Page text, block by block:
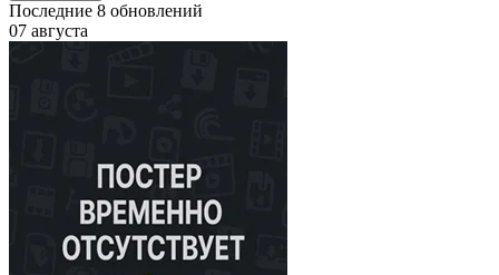
Последние 8 обновлений
07 августа